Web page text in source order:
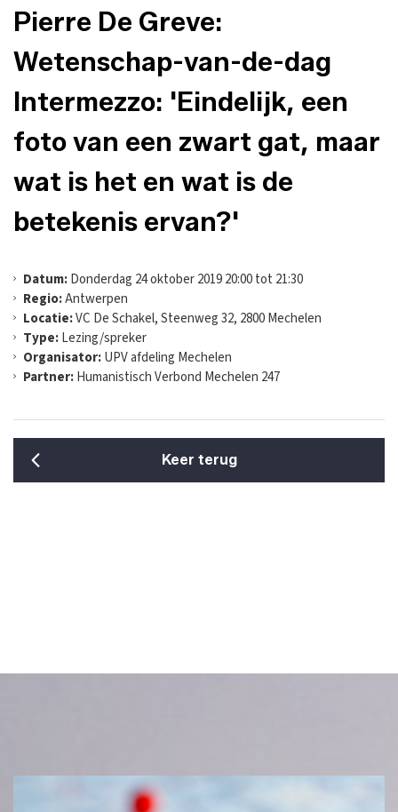
Pierre De Greve:
Wetenschap-van-de-dag
Intermezzo: 'Eindelijk, een
foto van een zwart gat, maar
wat is het en wat is de
betekenis ervan?'
Datum:Donderdag 24 oktober 2019 20:00 tot 21:30
Regio:Antwerpen
Locatie:VC De Schakel, Steenweg 32, 2800 Mechelen
Type:Lezing/spreker
Organisator:UPV afdeling Mechelen
Partner:Humanistisch Verbond Mechelen 247
Keer terug